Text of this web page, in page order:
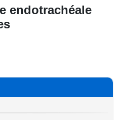
endotrachéale